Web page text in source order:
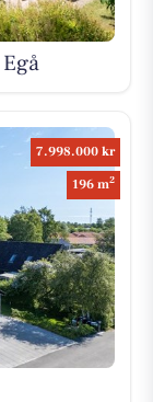
7.998.000 kr
196 m2